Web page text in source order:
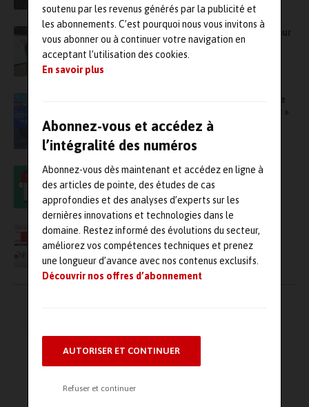
soutenu par les revenus générés par la publicité et
les abonnements. C’est pourquoi nous vous invitons à
vous abonner ou à continuer votre navigation en
acceptant l’utilisation des cookies.
En savoir plus
Abonnez-vous et accédez à
l’intégralité des numéros
Abonnez-vous dès maintenant et accédez en ligne à
des articles de pointe, des études de cas
approfondies et des analyses d’experts sur les
dernières innovations et technologies dans le
domaine. Restez informé des évolutions du secteur,
améliorez vos compétences techniques et prenez
une longueur d’avance avec nos contenus exclusifs.
Découvrir nos offres d’abonnement
AUTORISER ET CONTINUER
Refuser et continuer
Partenariat entre Siemens France et Fives pour
favoriser la digitalisation des activités
industrielles
Astrée Software devient le premier offreur de
solutions labellisé « Vitrine Industrie du Futur »
Avis d’expert : Comment augmenter la
productivité de vos équipes ?
VIDÉO
Conférence sur comment assurer le suivi et
l’état de santé de son outil de production ?
VIDÉO
publications
17 →